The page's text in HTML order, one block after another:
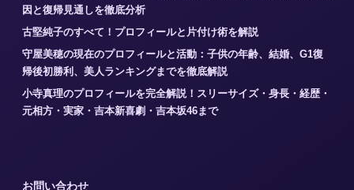
因と復帰見通しを徹底分析
古堅純子のすべて！プロフィールと片付け術を解説
守屋美穂の現在のプロフィールと活動：子供の年齢、結婚、G1復
帰後初勝利、美人ランキングまでを徹底解説
小寺真理のプロフィールを完全解説！スリーサイズ・身長・経歴・
元相方・実家・吉本新喜劇・吉本坂46まで
お問い合わせ